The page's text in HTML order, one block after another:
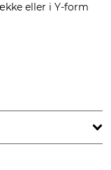
eller i Y-form